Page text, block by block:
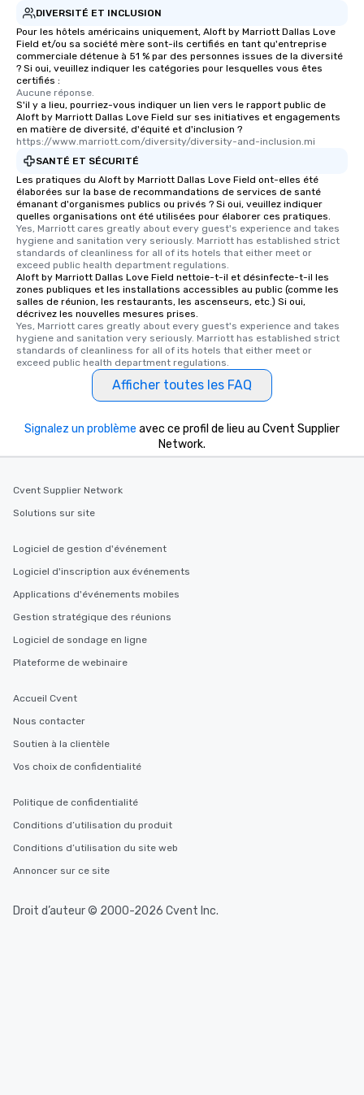
DIVERSITÉ ET INCLUSION
Pour les hôtels américains uniquement, Aloft by Marriott Dallas Love
Field et/ou sa société mère sont-ils certifiés en tant qu'entreprise
commerciale détenue à 51 % par des personnes issues de la diversité
? Si oui, veuillez indiquer les catégories pour lesquelles vous êtes
certifiés :
Aucune réponse.
S'il y a lieu, pourriez-vous indiquer un lien vers le rapport public de
Aloft by Marriott Dallas Love Field sur ses initiatives et engagements
en matière de diversité, d'équité et d'inclusion ?
https://www.marriott.com/diversity/diversity-and-inclusion.mi
SANTÉ ET SÉCURITÉ
Les pratiques du Aloft by Marriott Dallas Love Field ont-elles été
élaborées sur la base de recommandations de services de santé
émanant d'organismes publics ou privés ? Si oui, veuillez indiquer
quelles organisations ont été utilisées pour élaborer ces pratiques.
Yes, Marriott cares greatly about every guest's experience and takes
hygiene and sanitation very seriously. Marriott has established strict
standards of cleanliness for all of its hotels that either meet or
exceed public health department regulations.
Aloft by Marriott Dallas Love Field nettoie-t-il et désinfecte-t-il les
zones publiques et les installations accessibles au public (comme les
salles de réunion, les restaurants, les ascenseurs, etc.) Si oui,
décrivez les nouvelles mesures prises.
Yes, Marriott cares greatly about every guest's experience and takes
hygiene and sanitation very seriously. Marriott has established strict
standards of cleanliness for all of its hotels that either meet or
exceed public health department regulations.
Afficher toutes les FAQ
Signalez un problème avec ce profil de lieu au Cvent Supplier
Network.
Cvent Supplier Network
Solutions sur site
Logiciel de gestion d'événement
Logiciel d'inscription aux événements
Applications d'événements mobiles
Gestion stratégique des réunions
Logiciel de sondage en ligne
Plateforme de webinaire
Accueil Cvent
Nous contacter
Soutien à la clientèle
Vos choix de confidentialité
Politique de confidentialité
Conditions d’utilisation du produit
Conditions d’utilisation du site web
Annoncer sur ce site
Droit d’auteur © 2000-2026 Cvent Inc.